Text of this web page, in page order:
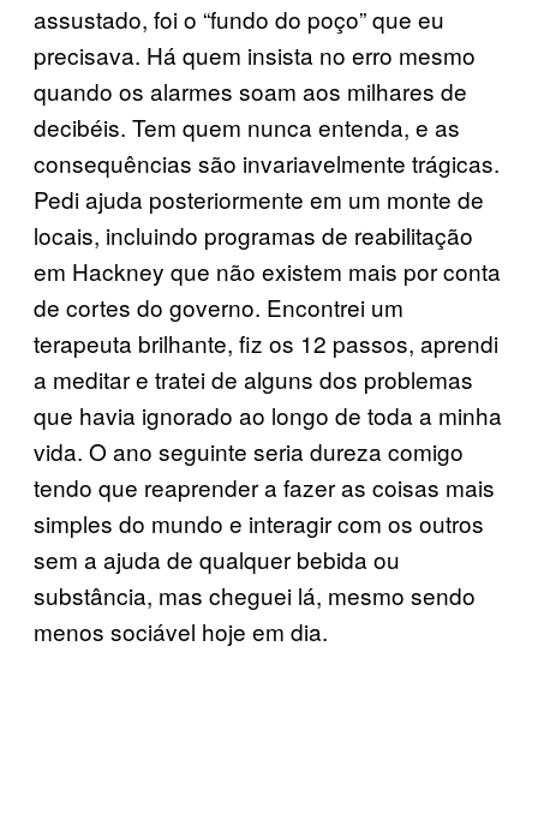
assustado, foi o “fundo do poço” que eu
precisava. Há quem insista no erro mesmo
quando os alarmes soam aos milhares de
decibéis. Tem quem nunca entenda, e as
consequências são invariavelmente trágicas.
Pedi ajuda posteriormente em um monte de
locais, incluindo programas de reabilitação
em Hackney que não existem mais por conta
de cortes do governo. Encontrei um
terapeuta brilhante, fiz os 12 passos, aprendi
a meditar e tratei de alguns dos problemas
que havia ignorado ao longo de toda a minha
vida. O ano seguinte seria dureza comigo
tendo que reaprender a fazer as coisas mais
simples do mundo e interagir com os outros
sem a ajuda de qualquer bebida ou
substância, mas cheguei lá, mesmo sendo
menos sociável hoje em dia.